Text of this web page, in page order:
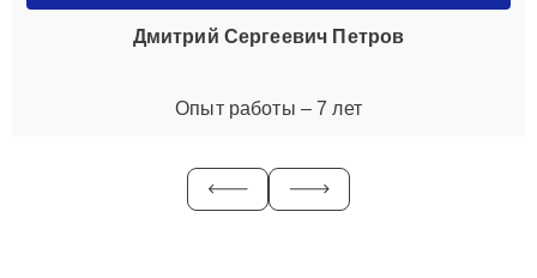
Дмитрий Сергеевич Петров
Опыт работы – 7 лет